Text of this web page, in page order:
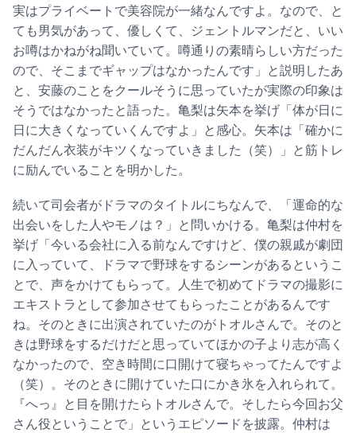
実はプライベートで美容院が一緒なんですよ。なので、と
ても男気があって、優しくて、ジェントルマンだと、いい
お噂はかねがね聞いていて。噂通りの素晴らしい方だった
ので、そこまでギャップはなかったんです」と説明したあ
と、安藤のことをクールそうに思っていたが実際の印象は
そうではなかったと語った。亀梨は矢本を挙げ「体が日に
日に大きくなっていくんですよ」と感心。矢本は「確かに
だんだん衣装がキツくなっていきました（笑）」と筋トレ
に励んでいることを明かした。
続いて司会者がドラマのタイトルにちなんで、「運命的な
出会いをした人やモノは？」と問いかける。亀梨は仲村を
挙げ「今いる会社に入る前なんですけど、僕の親戚が劇団
に入っていて、ドラマで野球をするシーンがあるというこ
とで、声をかけてもらって。人生で初めてドラマの撮影に
エキストラとして参加させてもらったことがあるんです
ね。そのときに出演されていたのがトオルさんで。そのと
きは野球をするだけだと思っていてほかの子より志が高く
なかったので、空き時間に口開けて寝ちゃってたんですよ
（笑）。そのときに開けていた口にかき氷を入れられて。
『へっ』と目を開けたらトオルさんで。そしたら今回お父
さん役ということで」というエピソードを披露。仲村は